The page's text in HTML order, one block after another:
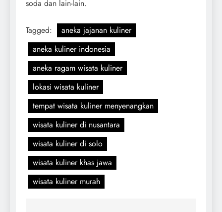
soda dan lain-lain.
Tagged:
aneka jajanan kuliner
aneka kuliner indonesia
aneka ragam wisata kuliner
lokasi wisata kuliner
tempat wisata kuliner menyenangkan
wisata kuliner di nusantara
wisata kuliner di solo
wisata kuliner khas jawa
wisata kuliner murah